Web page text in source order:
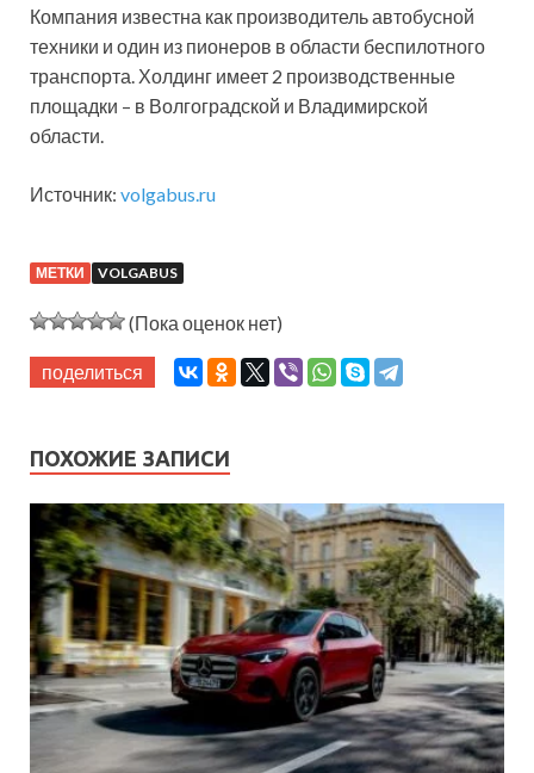
Компания известна как производитель автобусной
техники и один из пионеров в области беспилотного
транспорта. Холдинг имеет 2 производственные
площадки – в Волгоградской и Владимирской
области.
Источник: volgabus.ru
МЕТКИ VOLGABUS
(Пока оценок нет)
поделиться
ПОХОЖИЕ ЗАПИСИ